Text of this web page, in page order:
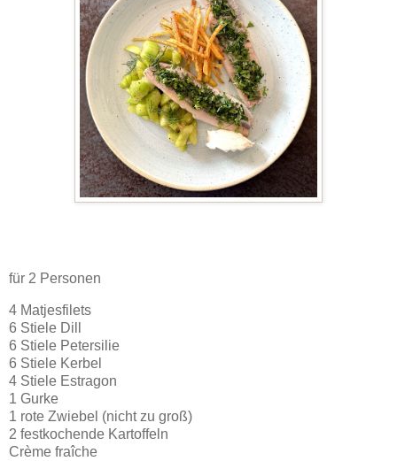
für 2 Personen
4 Matjesfilets
6 Stiele Dill
6 Stiele Petersilie
6 Stiele Kerbel
4 Stiele Estragon
1 Gurke
1 rote Zwiebel (nicht zu groß)
2 festkochende Kartoffeln
Crème fraîche